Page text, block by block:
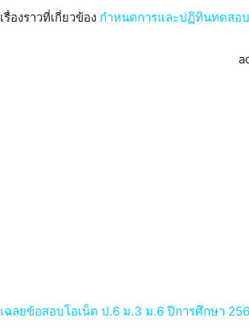
เรื่องราวที่เกี่ยวข้อง กำหนดการและปฏิทินทดสอ
เฉลยข้อสอบโอเน็ต ป.6 ม.3 ม.6 ปีการศึกษา